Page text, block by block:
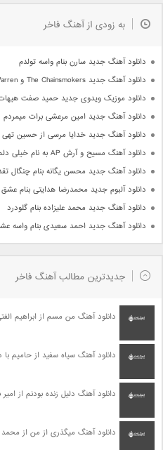
به زودی از آهنگ فاخر
دانلود آهنگ جدید سارن بنام واسه تولدم
دانلود آهنگ جدید The Chainsmokers و Emily Warren بنام Side Effects
دانلود موزیک ویدوی جدید حمید صفت
دانلود آهنگ جدید امین مرعشی برات میمردم
دانلود آهنگ جدید خدایا مرسی از حسین تهی
دانلود آهنگ مسیح و آرش AP به نام خیلی دلم تنگه
دانلود آهنگ جدید محسن یگانه بنام چنگال
دانلود آلبوم جدید محمدرضا هدایتی بنام عشق
دانلود آهنگ جدید محمد علیزاده بنام گلودرد
دانلود آهنگ جدید احمد سعیدی بنام واسه
جدیدترین مطالب آهنگ فاخر
دانلود آهنگ من مسم از ابراهیم
دانلود آهنگ سیاه سفید از حامیم
دانلود آهنگ دلیل زنده بودنم از
دانلود آهنگ میگذری از من از